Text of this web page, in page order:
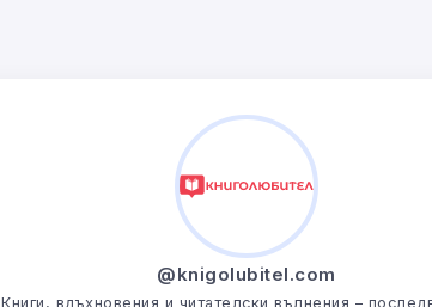
@knigolubitel.com
Книги, вдъхновения и читателски вълнения –